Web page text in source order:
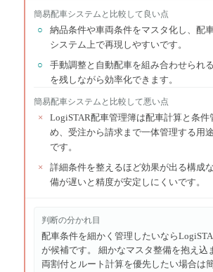
簡易配車システム と比較して良い点
○
納品条件や車両条件をマスタ化し、配
システム上で再現しやすいです。
○
手動調整と自動配車を組み合わせられ
を残しながら効率化できます。
簡易配車システム と比較して悪い点
×
LogiSTAR配車管理簿は配車計算と条件
め、受注から請求まで一体管理する用
です。
×
詳細条件を整えるほど効果が出る構成
備が遅いと精度が安定しにくいです。
判断の分かれ目
配車条件を細かく管理したいなら
が候補です。 細かなマスタ整備を抱え込
両割付とルート計算を優先したい場合は